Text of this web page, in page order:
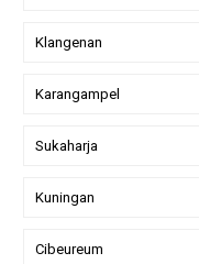
Klangenan
Karangampel
Sukaharja
Kuningan
Cibeureum